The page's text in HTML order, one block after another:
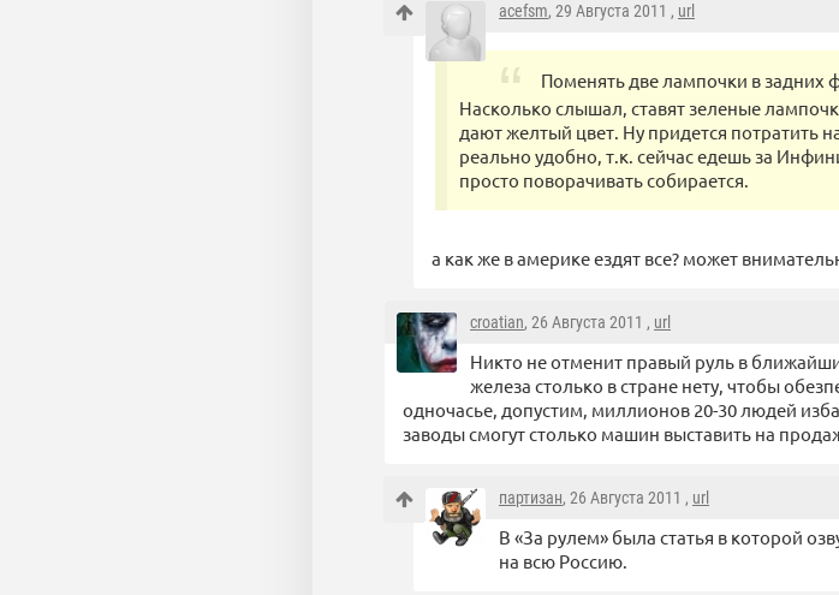
acefsm, 29 Августа 2011 , url
Поменять две лампочки в задних
Насколько слышал, ставят зеленые
дают желтый цвет. Ну придется потратить
реально удобно, т.к. сейчас едешь за
просто поворачивать собирается.
а как же в америке ездят все? может
croatian, 26 Августа 2011 , url
Никто не отменит правый руль в
железа столько в стране нету, чтобы
одночасье, допустим, миллионов 20-30 людей
заводы смогут столько машин выставить на
партизан, 26 Августа 2011 , url
В «За рулем» была статья в которой
на всю Россию.